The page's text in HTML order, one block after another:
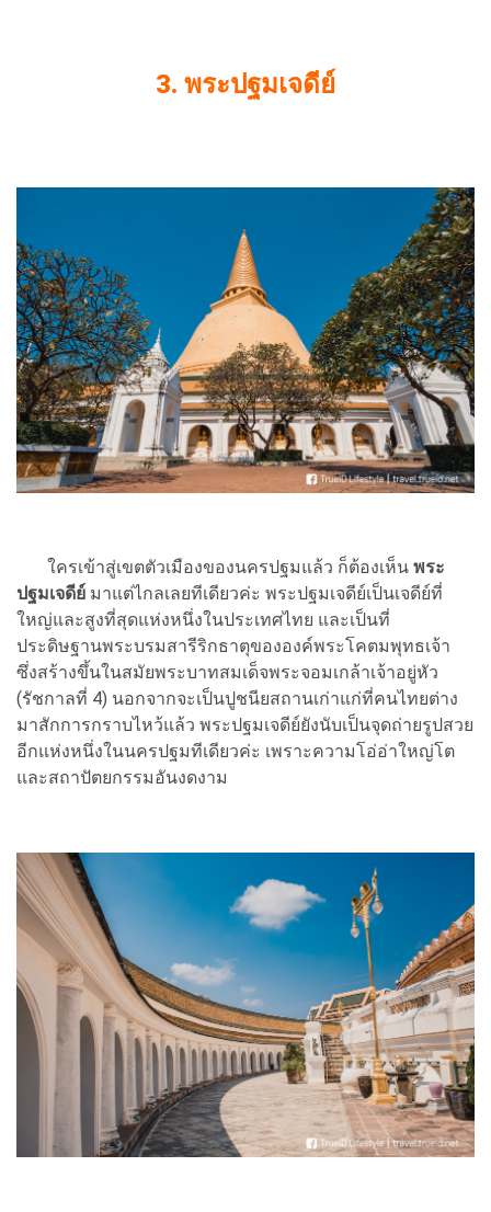
3. พระปฐมเจดีย์
ใครเข้าสู่เขตตัวเมืองของนครปฐมแล้ว ก็ต้องเห็น พระ
ปฐมเจดีย์ มาแต่ไกลเลยทีเดียวค่ะ พระปฐมเจดีย์เป็นเจดีย์ที่
ใหญ่และสูงที่สุดแห่งหนึ่งในประเทศไทย และเป็นที่
ประดิษฐานพระบรมสารีริกธาตุขององค์พระโคตมพุทธเจ้า
ซึ่งสร้างขึ้นในสมัยพระบาทสมเด็จพระจอมเกล้าเจ้าอยู่หัว
(รัชกาลที่ 4) นอกจากจะเป็นปูชนียสถานเก่าแก่ที่คนไทยต่าง
มาสักการกราบไหว้แล้ว พระปฐมเจดีย์ยังนับเป็นจุดถ่ายรูปสวย
อีกแห่งหนึ่งในนครปฐมทีเดียวค่ะ เพราะความโอ่อ่าใหญ่โต
และสถาปัตยกรรมอันงดงาม